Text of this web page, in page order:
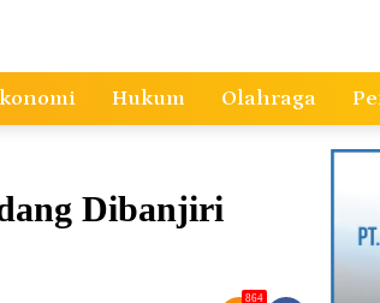
Hukum Olahraga
Dibanjiri
864